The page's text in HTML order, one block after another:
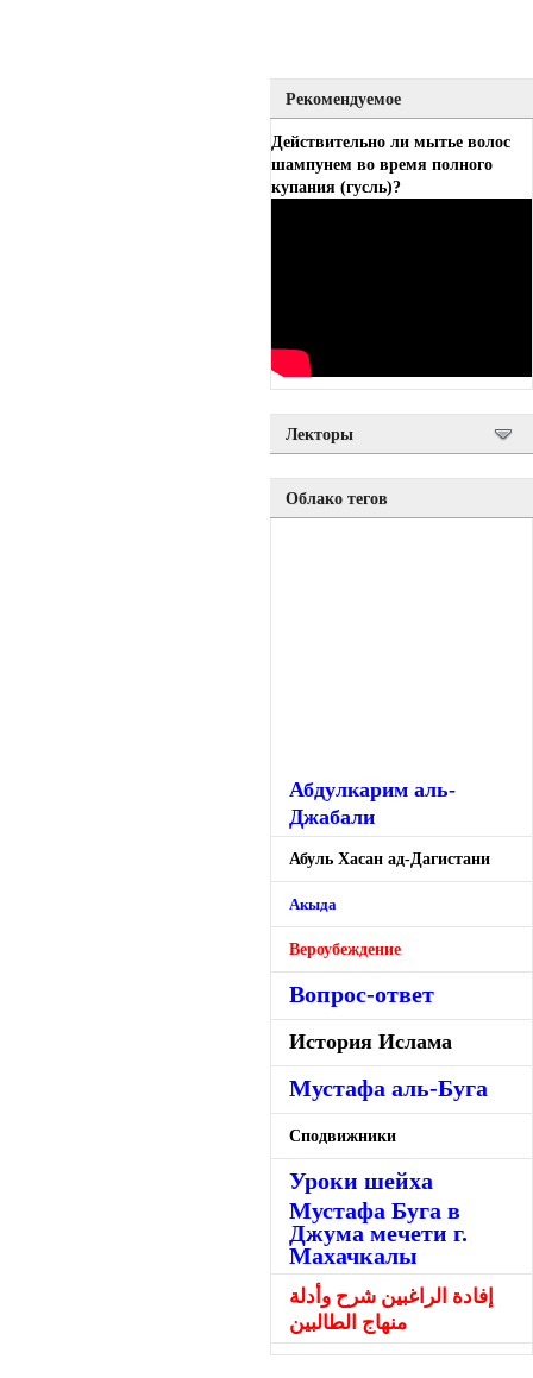
Рекомендуемое
Действительно ли мытье волос
шампунем во время полного
купания (гусль)?
Лекторы
Облако тегов
Абдулкарим аль-
Джабали
Абуль Хасан ад-Дагистани
Акыда
Вероубеждение
Вопрос-ответ
История Ислама
Мустафа аль-Буга
Сподвижники
Уроки шейха
Мустафа Буга в
Джума мечети г.
Махачкалы
إفادة الراغبين شرح وأدلة
منهاج الطالبين